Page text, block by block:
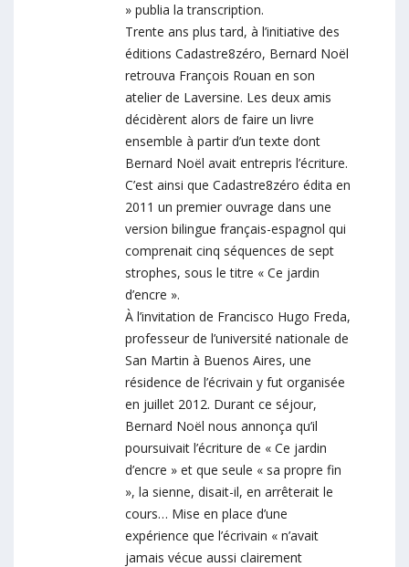
» publia la transcription.
Trente ans plus tard, à l’initiative des
éditions Cadastre8zéro, Bernard Noël
retrouva François Rouan en son
atelier de Laversine. Les deux amis
décidèrent alors de faire un livre
ensemble à partir d’un texte dont
Bernard Noël avait entrepris l’écriture.
C’est ainsi que Cadastre8zéro édita en
2011 un premier ouvrage dans une
version bilingue français-espagnol qui
comprenait cinq séquences de sept
strophes, sous le titre « Ce jardin
d’encre ».
À l’invitation de Francisco Hugo Freda,
professeur de l’université nationale de
San Martin à Buenos Aires, une
résidence de l’écrivain y fut organisée
en juillet 2012. Durant ce séjour,
Bernard Noël nous annonça qu’il
poursuivait l’écriture de « Ce jardin
d’encre » et que seule « sa propre fin
», la sienne, disait-il, en arrêterait le
cours… Mise en place d’une
expérience que l’écrivain « n’avait
jamais vécue aussi clairement